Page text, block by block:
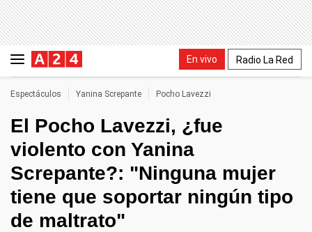
En vivo Radio La Red
Espectáculos Yanina Screpante Pocho Lavezzi
El Pocho Lavezzi, ¿fue
violento con Yanina
Screpante?: "Ninguna mujer
tiene que soportar ningún tipo
de maltrato"